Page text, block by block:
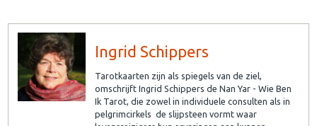
Ingrid Schippers
Tarotkaarten zijn als spiegels van de ziel,
omschrijft Ingrid Schippers de Nan Yar - Wie Ben
Ik Tarot, die zowel in individuele consulten als in
pelgrimcirkels de slijpsteen vormt waar